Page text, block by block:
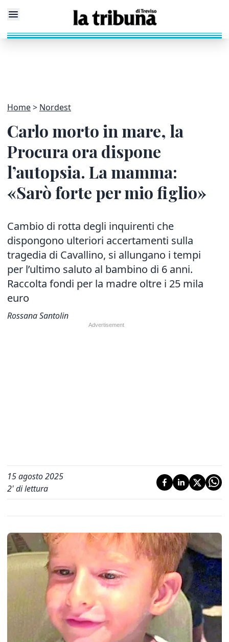
Home Nordest
Carlo morto in mare, la
Procura ora dispone
l’autopsia. La mamma:
«Sarò forte per mio figlio»
Cambio di rotta degli inquirenti che
dispongono ulteriori accertamenti sulla
tragedia di Cavallino, si allungano i tempi
per l’ultimo saluto al bambino di 6 anni.
Raccolta fondi per la madre oltre i 25 mila
euro
Rossana Santolin
15 agosto 2025
2' di lettura